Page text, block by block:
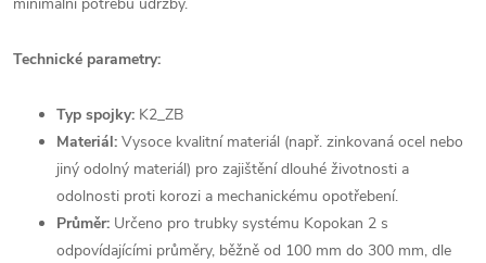
Technické parametry:
Typ spojky: K2_ZB
Materiál: Vysoce kvalitní materiál (např. zinkovaná ocel nebo
jiný odolný materiál) pro zajištění dlouhé životnosti a
odolnosti proti korozi a mechanickému opotřebení.
Průměr: Určeno pro trubky systému Kopokan 2 s
odpovídajícími průměry, běžně od 100 mm do 300 mm, dle